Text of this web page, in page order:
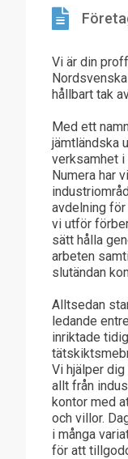
Vi är din
hållbart tak
Med ett
jämtländska
verksamhet
Numera har
avdelning
vi utför
sätt hålla
arbeten
slutändan
Alltsedan
ledande
inriktade
Vi hjälper
allt från
kontor med
och villor.
i många
för att